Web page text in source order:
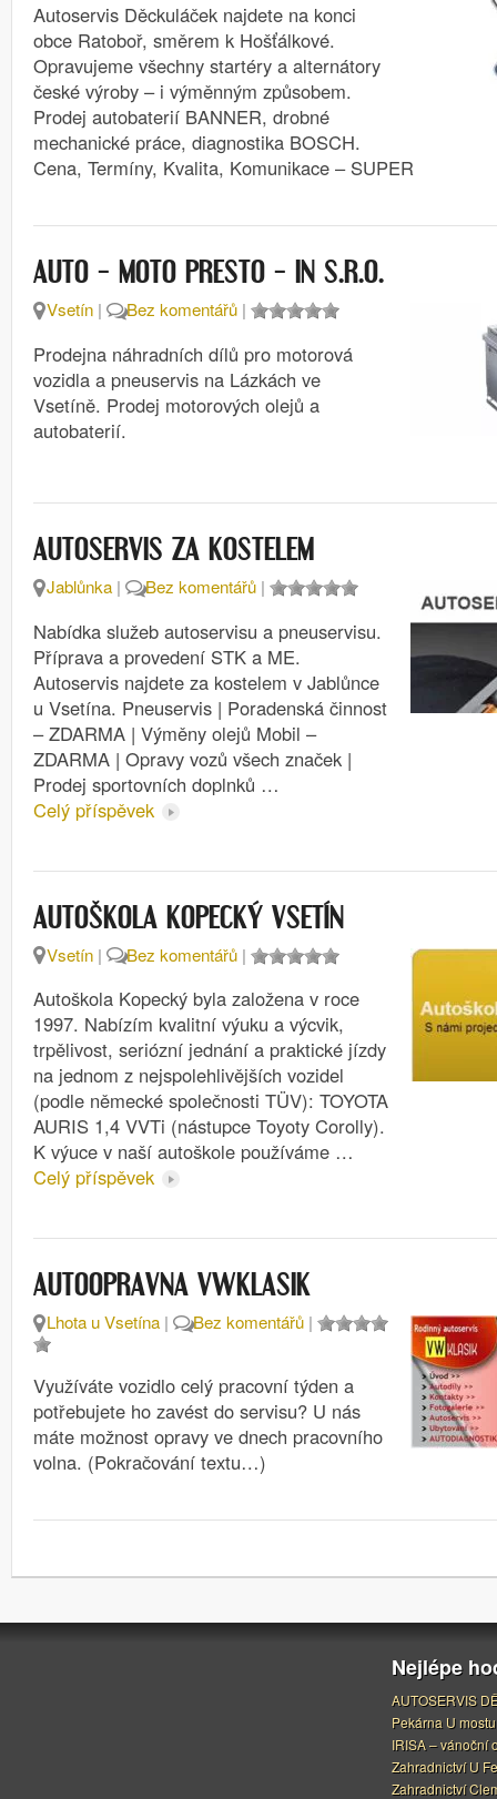
Autoservis Děckuláček najdete na konci
obce Ratoboř, směrem k Hošťálkové.
Opravujeme všechny startéry a alternátory
české výroby – i výměnným způsobem.
Prodej autobaterií BANNER, drobné
mechanické práce, diagnostika BOSCH.
Cena, Termíny, Kvalita, Komunikace – SUPER
AUTO – MOTO PRESTO – IN S.R.O.
Vsetín | Bez komentářů |
Prodejna náhradních dílů pro motorová
vozidla a pneuservis na Lázkách ve
Vsetíně. Prodej motorových olejů a
autobaterií.
AUTOSERVIS ZA KOSTELEM
Jablůnka | Bez komentářů |
Nabídka služeb autoservisu a pneuservisu.
Příprava a provedení STK a ME.
Autoservis najdete za kostelem v Jablůnce
u Vsetína. Pneuservis | Poradenská činnost
– ZDARMA | Výměny olejů Mobil –
ZDARMA | Opravy vozů všech značek |
Prodej sportovních doplnků …
Celý příspěvek
AUTOŠKOLA KOPECKÝ VSETÍN
Vsetín | Bez komentářů |
Autoškola Kopecký byla založena v roce
1997. Nabízím kvalitní výuku a výcvik,
trpělivost, seriózní jednání a praktické jízdy
na jednom z nejspolehlivějších vozidel
(podle německé společnosti TÜV): TOYOTA
AURIS 1,4 VVTi (nástupce Toyoty Corolly).
K výuce v naší autoškole používáme …
Celý příspěvek
AUTOOPRAVNA VWKLASIK
Lhota u Vsetína | Bez komentářů |
Využíváte vozidlo celý pracovní týden a
potřebujete ho zavést do servisu? U nás
máte možnost opravy ve dnech pracovního
volna. (Pokračování textu…)
Nejlépe
AUTOSERVIS
Pekárna U mostu
IRISA – vánoční
Zahradnictví U
Zahradnictví